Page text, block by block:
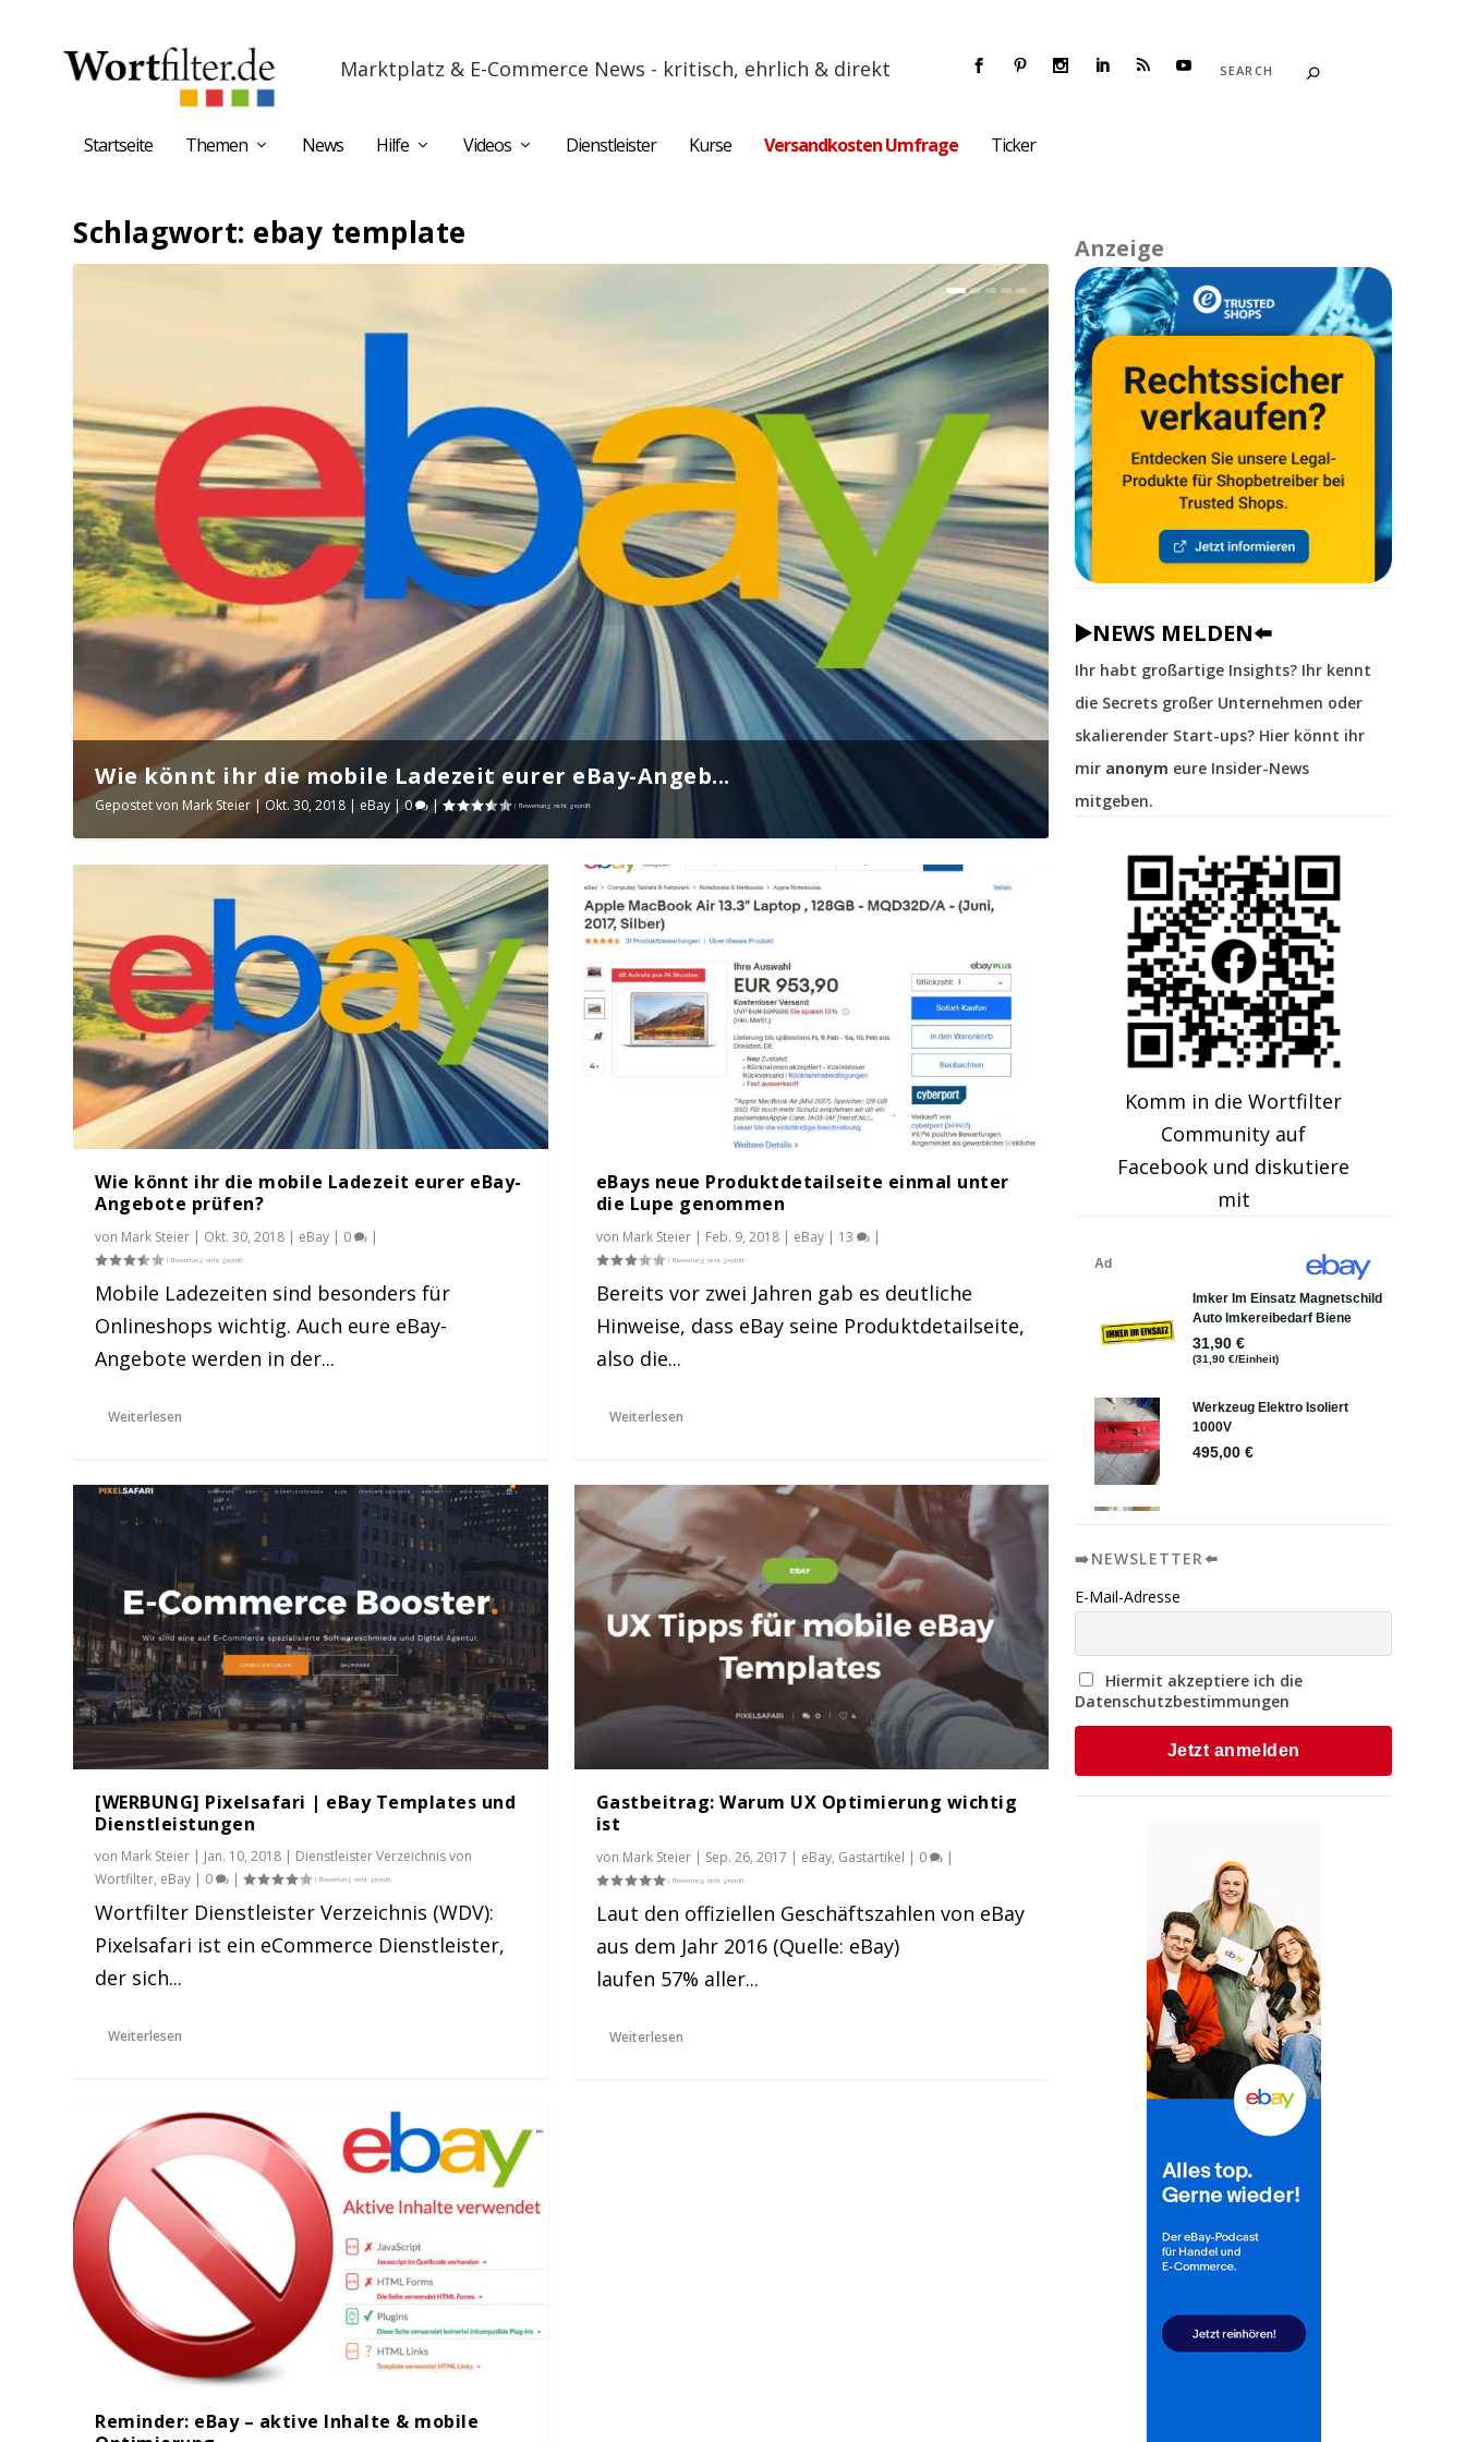
Marktplatz & E-Commerce News - kritisch, ehrlich & direkt
Startseite Themen News Hilfe Videos Dienstleister Kurse Versandkosten Umfrage Ticker
Schlagwort: ebay template
Wie könnt ihr die mobile Ladezeit eurer eBay-Angeb...
Gepostet von Mark Steier |Okt. 30, 2018 | eBay |0 |
eBays neue Produktdetailseite einmal unter die Lup...
[WERBUNG] Pixelsafari | eBay Templates und Dienstl...
Gastbeitrag: Warum UX Optimierung wichtig ist
Reminder: eBay – aktive Inhalte & mobile Opti...
Wie könnt ihr die mobile Ladezeit eurer eBay-
Angebote prüfen?
von Mark Steier | Okt. 30, 2018 | eBay | 0 |
Mobile Ladezeiten sind besonders für
Onlineshops wichtig. Auch eure eBay-
Angebote werden in der...
Weiterlesen
[WERBUNG] Pixelsafari | eBay Templates und
Dienstleistungen
von Mark Steier | Jan. 10, 2018 | Dienstleister Verzeichnis von
Wortfilter, eBay | 0 |
Wortfilter Dienstleister Verzeichnis (WDV):
Pixelsafari ist ein eCommerce Dienstleister,
der sich...
Weiterlesen
Reminder: eBay – aktive Inhalte & mobile
eBays neue Produktdetailseite einmal unter
die Lupe genommen
von Mark Steier| Feb. 9, 2018| eBay| 13 |
Bereits vor zwei Jahren gab es deutliche
Hinweise, dass eBay seine Produktdetailseite,
also die...
Weiterlesen
Gastbeitrag: Warum UX Optimierung wichtig
ist
von Mark Steier| Sep. 26, 2017 | eBay, Gastartikel | 0 |
Laut den offiziellen Geschäftszahlen von eBay
aus dem Jahr 2016 (Quelle: eBay)
laufen 57% aller...
Weiterlesen
Anzeige
▶️NEWS MELDEN⬅️
Ihr habt großartige Insights? Ihr kennt
die Secrets großer Unternehmen oder
skalierender Start-ups? Hier könnt ihr
mir anonym eure Insider-News
mitgeben.
Komm in die Wortfilter
Community auf
Facebook und diskutiere
mit
➡️NEWSLETTER⬅️
E-Mail-Adresse
Hiermit akzeptiere ich die
Datenschutzbestimmungen